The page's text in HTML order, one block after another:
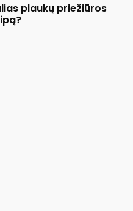
plaukų priežiūros